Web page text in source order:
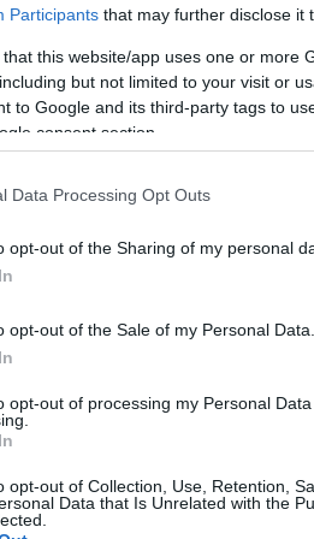
Participants that may further disclose it
that this website/app uses one or more
but not limited to your visit or
to Google and its third-party tags to
consent section.
Data Processing Opt Outs
opt-out of the Sharing of my personal
opt-out of the Sale of my Personal Data.
opt-out of processing my Personal
opt-out of Collection, Use, Retention,
Data that Is Unrelated with the
stílusai találkoznak. Hol a
lüktetés, örök vágy és
Végtelen folyosók és
találkozik a modern
Szenvedélyem,
hangulata. Találkozások,
Kalandorok, hősök,
tér éjszakájában szent és
és amit Velence
Vivaldi,Paganini és mások